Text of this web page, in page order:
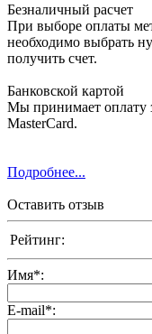
Безналичный расчет
При выборе оплаты
необходимо выбрать
получить счет.
Банковской картой
Мы принимает оплату
MasterCard.
Подробнее...
Оставить отзыв
Рейтинг:
Имя*:
E-mail*: